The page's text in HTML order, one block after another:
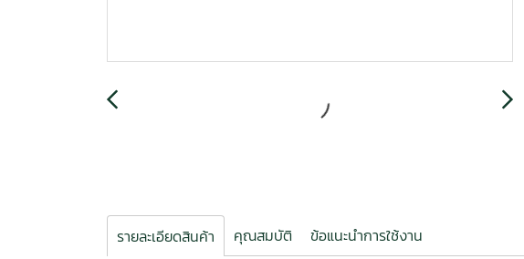
รายละเอียดสินค้า คุณสมบัติ ข้อแนะนำการใช้งาน